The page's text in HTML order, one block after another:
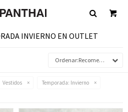
INVIERNO EN OUTLET
Recomendados
Vestidos Temporada: Invierno